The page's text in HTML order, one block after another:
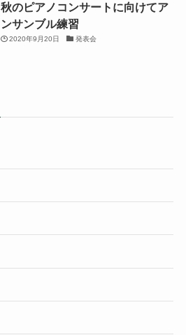
秋のピアノコンサートに向けてア
ンサンブル練習
2020年9月20日 発表会